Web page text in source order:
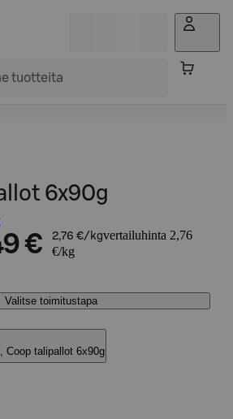
6x90g
€ 2,76 €/kgvertailuhinta 2,76
€/kg
Valitse toimitustapa
Coop talipallot 6x90g